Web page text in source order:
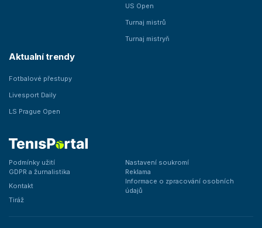
US Open
Turnaj mistrů
Turnaj mistryň
Aktualní trendy
Fotbalové přestupy
Livesport Daily
LS Prague Open
Podmínky užití
Nastavení soukromí
GDPR a žurnalistika
Reklama
Kontakt
Informace o zpracování osobních
údajů
Tiráž